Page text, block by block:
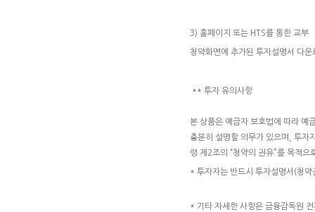
3) 홈페이지 또는 HTS를 통한 교부
청약화면에 추가된 투자설명서 다
** 투자 유의사항
본 상품은 예금자 보호법에 따라 예
충분히 설명할 의무가 있으며, 투자
령 제2조의 “청약의 권유”를 목적
* 투자자는 반드시 투자설명서(청
* 기타 자세한 사항은 금융감독원